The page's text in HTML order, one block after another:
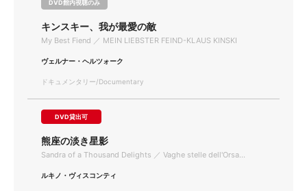
DVD館内視聴のみ
キンスキー、我が最愛の敵
My Best Fiend ／ MEIN LIEBSTER FEIND-KLAUS KINSKI
ヴェルナー・ヘルツォーク
ドキュメンタリー/Documentary
DVD貸出可
熊座の淡き星影
Sandra of a Thousand Delights ／ Vaghe stelle dell'Orsa...
ルキノ・ヴィスコンティ